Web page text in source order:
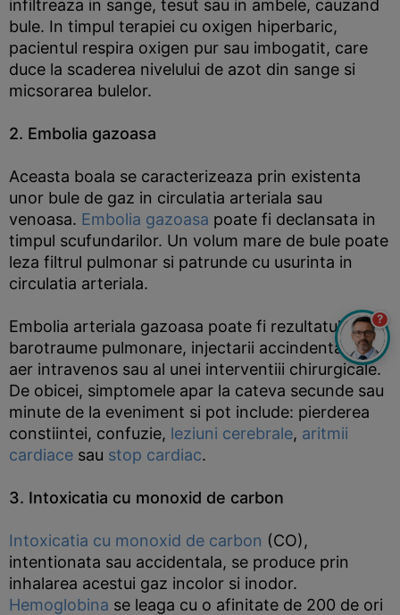
infiltreaza in sange, tesut sau in ambele, cauzand
bule. In timpul terapiei cu oxigen hiperbaric,
pacientul respira oxigen pur sau imbogatit, care
duce la scaderea nivelului de azot din sange si
micsorarea bulelor.
2. Embolia gazoasa
Aceasta boala se caracterizeaza prin existenta
unor bule de gaz in circulatia arteriala sau
venoasa. Embolia gazoasa poate fi declansata in
timpul scufundarilor. Un volum mare de bule poate
leza filtrul pulmonar si patrunde cu usurinta in
circulatia arteriala.
Embolia arteriala gazoasa poate fi rezultatul unei
barotraume pulmonare, injectarii accindentale de
aer intravenos sau al unei interventiii chirurgicale.
De obicei, simptomele apar la cateva secunde sau
minute de la eveniment si pot include: pierderea
constiintei, confuzie, leziuni cerebrale, aritmii
cardiace sau stop cardiac.
3. Intoxicatia cu monoxid de carbon
Intoxicatia cu monoxid de carbon (CO),
intentionata sau accidentala, se produce prin
inhalarea acestui gaz incolor si inodor.
Hemoglobina se leaga cu o afinitate de 200 de ori
?